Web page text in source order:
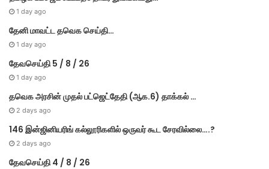
1 day ago
தேனி மாவட்ட தவெக செய்தி…
1 day ago
தேவசெய்தி 5 / 8 / 26
1 day ago
தவெக அரசின் முதல் பட்​ஜெட்தேதி (ஆக.6) தாக்​கல் …
2 days ago
146 இன்ஜினியரிங் கல்லூரிகளில் ஒருவர் கூட சேரவில்லை….?
2 days ago
தேவசெய்தி 4 / 8 / 26